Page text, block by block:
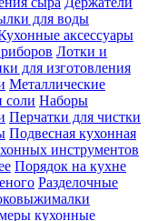
для воды
аксессуары
Лотки и
для изготовления
Металлические
соли Наборы
Перчатки для чистки
Подвесная кухонная
инструментов
Порядок на кухне
Разделочные
кухонные